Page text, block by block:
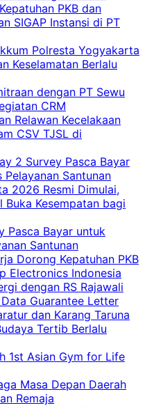
PKB dan
SIGAP Instansi di PT
Polresta Yogyakarta
Keselamatan Berlalu
dengan PT Sewu
CRM
Relawan Kecelakaan
CSV TJSL di
2 Survey Pasca Bayar
Santunan
2026 Resmi Dimulai,
Buka Kesempatan bagi
Pasca Bayar untuk
Santunan
Dorong Kepatuhan PKB
Electronics Indonesia
dengan RS Rajawali
Guarantee Letter
dan Karang Taruna
Tertib Berlalu
1st Asian Gym for Life
Masa Depan Daerah
Remaja